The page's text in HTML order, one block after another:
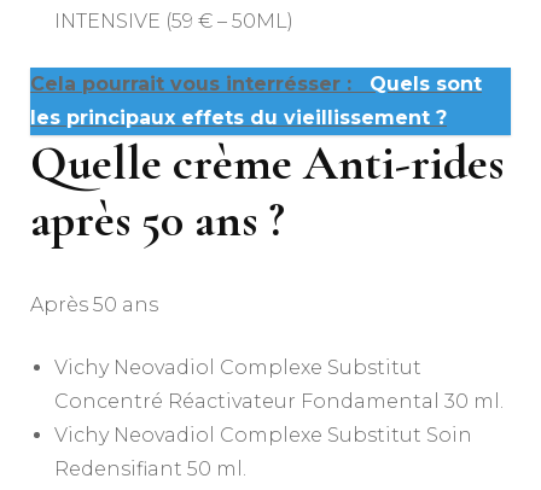
INTENSIVE (59 € – 50ML)
Cela pourrait vous interrésser :
Quels sont
les principaux effets du vieillissement ?
Quelle crème Anti-rides
après 50 ans ?
Après 50 ans
Vichy Neovadiol Complexe Substitut
Concentré Réactivateur Fondamental 30 ml.
Vichy Neovadiol Complexe Substitut Soin
Redensifiant 50 ml.